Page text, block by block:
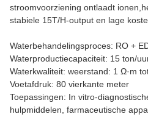
stroomvoorziening ontlaadt
stabiele 15T/H-output en lage
Waterbehandelingsproces: RO +
Waterproductiecapaciteit: 15 ton/
Waterkwaliteit: weerstand: 1 Ω·m
Voetafdruk: 80 vierkante meter
Toepassingen: In vitro-
hulpmiddelen, farmaceutische